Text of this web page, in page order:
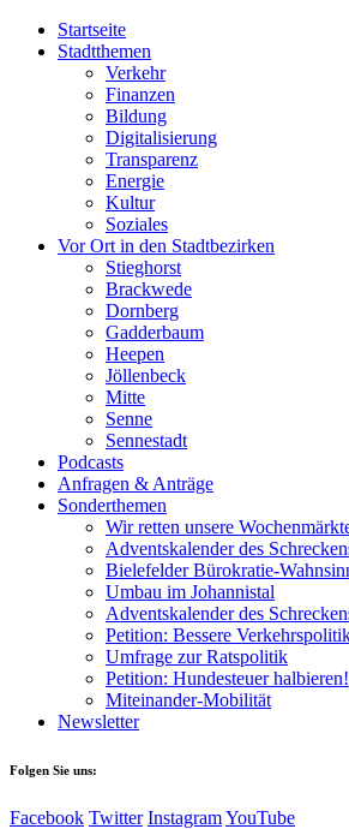
Startseite
Stadtthemen
Verkehr
Finanzen
Bildung
Digitalisierung
Transparenz
Energie
Kultur
Soziales
Vor Ort in den Stadtbezirken
Stieghorst
Brackwede
Dornberg
Gadderbaum
Heepen
Jöllenbeck
Mitte
Senne
Sennestadt
Podcasts
Anfragen & Anträge
Sonderthemen
Wir retten unsere
Adventskalender des
Bielefelder Bürokratie-
Umbau im Johannistal
Adventskalender des
Petition: Bessere
Umfrage zur Ratspolitik
Petition: Hundesteuer halbieren!
Miteinander-Mobilität
Newsletter
Folgen Sie uns:
Facebook Twitter InstagramYouTube